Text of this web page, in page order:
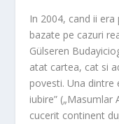
In 2004, cand ii
bazate pe cazuri
Gülseren
atat cartea, cat si
povesti. Una dintre
iubire” („Masumlar
cucerit continent